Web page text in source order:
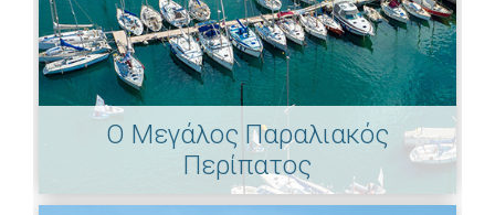
Ο Μεγάλος Παραλιακός
Περίπατος